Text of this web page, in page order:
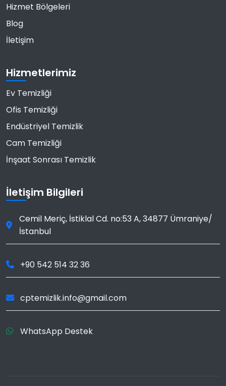
Hizmet Bölgeleri
Blog
İletişim
Hizmetlerimiz
Ev Temizliği
Ofis Temizliği
Endüstriyel Temizlik
Cam Temizliği
İnşaat Sonrası Temizlik
İletişim Bilgileri
Cemil Meriç, İstiklal Cd. no:53 A,34877 Ümraniye/
İstanbul
+90 542 514 32 36
cptemizlik.info@gmail.com
WhatsApp Destek